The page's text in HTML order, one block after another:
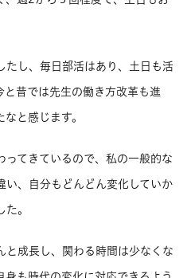
たし、毎日部活はあり、土日も活
と昔では先生の働き方改革も進
と感じます。
ってきているので、私の一般的な
い、自分もどんどん変化していか
。
と成長し、関わる時間は少なくな